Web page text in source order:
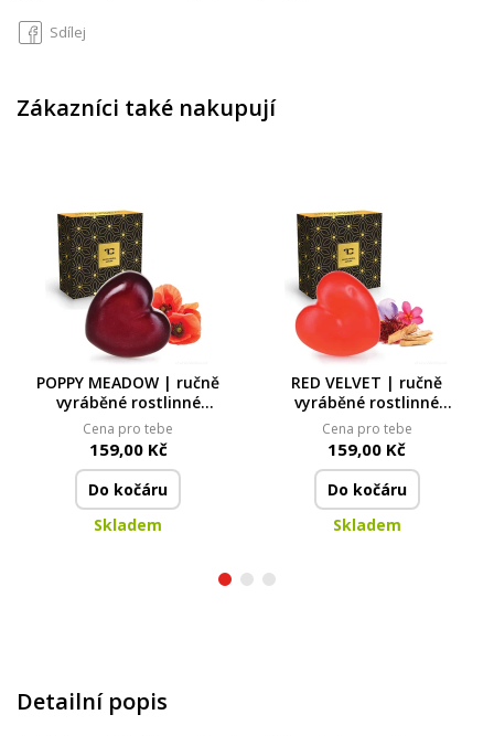
Sdílej
Zákazníci také nakupují
POPPY MEADOW | ručně
vyráběné rostlinné
mýdlo s kokosovým
olejem & glycerinem |
85 g
Cena pro tebe
159,00 Kč
Do kočáru
Skladem
RED VELVET | ručně
vyráběné rostlinné
mýdlo s kokosovým
olejem & glycerinem |
85 g
Cena pro tebe
159,00 Kč
Do kočáru
Skladem
Detailní popis